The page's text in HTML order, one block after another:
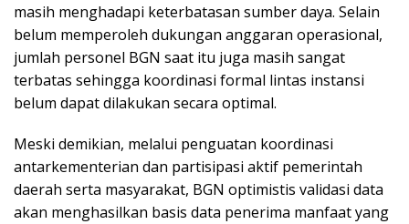
masih menghadapi keterbatasan sumber daya. Selain
belum memperoleh dukungan anggaran operasional,
jumlah personel BGN saat itu juga masih sangat
terbatas sehingga koordinasi formal lintas instansi
belum dapat dilakukan secara optimal.
Meski demikian, melalui penguatan koordinasi
antarkementerian dan partisipasi aktif pemerintah
daerah serta masyarakat, BGN optimistis validasi data
akan menghasilkan basis data penerima manfaat yang